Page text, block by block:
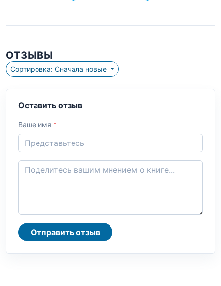
ОТЗЫВЫ
Сортировка: Сначала новые
Оставить отзыв
Ваше имя *
Отправить отзыв